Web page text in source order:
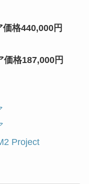
価格440,000円
価格187,000円
Project